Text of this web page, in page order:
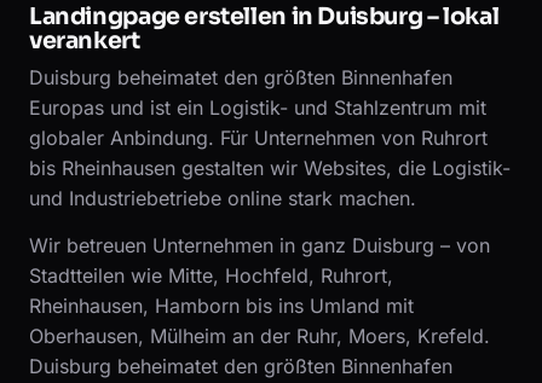
Landingpage erstellen in Duisburg – lokal
verankert
Duisburg beheimatet den größten Binnenhafen
Europas und ist ein Logistik- und Stahlzentrum mit
globaler Anbindung. Für Unternehmen von Ruhrort
bis Rheinhausen gestalten wir Websites, die Logistik-
und Industriebetriebe online stark machen.
Wir betreuen Unternehmen in ganz Duisburg – von
Stadtteilen wie Mitte, Hochfeld, Ruhrort,
Rheinhausen, Hamborn bis ins Umland mit
Oberhausen, Mülheim an der Ruhr, Moers, Krefeld.
Duisburg beheimatet den größten Binnenhafen